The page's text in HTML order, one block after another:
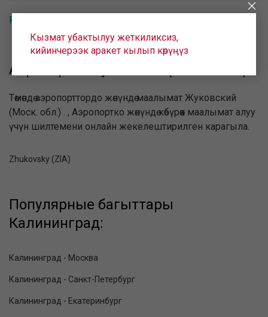
Рейсы Россия
Аэропорты Жуковский (Моск. обл.):
Төмөндө аэропорттордо жөнүндө маалымат Жуковский
(Моск. обл.) . , Аэропортко жөнүндө көбүрөөк маалымат алуу
үчүн шилтемени онлайн жекелештирилген карагыла.
Zhukovsky (ZIA)
Популярные багыттары
Калининград:
Калининград - Москва
Калининград - Санкт-Петербург
Калининград - Екатеринбург
Кызмат убактылуу жеткиликсиз,
кийинчерээк аракет кылып көрүңүз